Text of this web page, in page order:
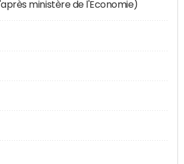
ministère de l'Economie)